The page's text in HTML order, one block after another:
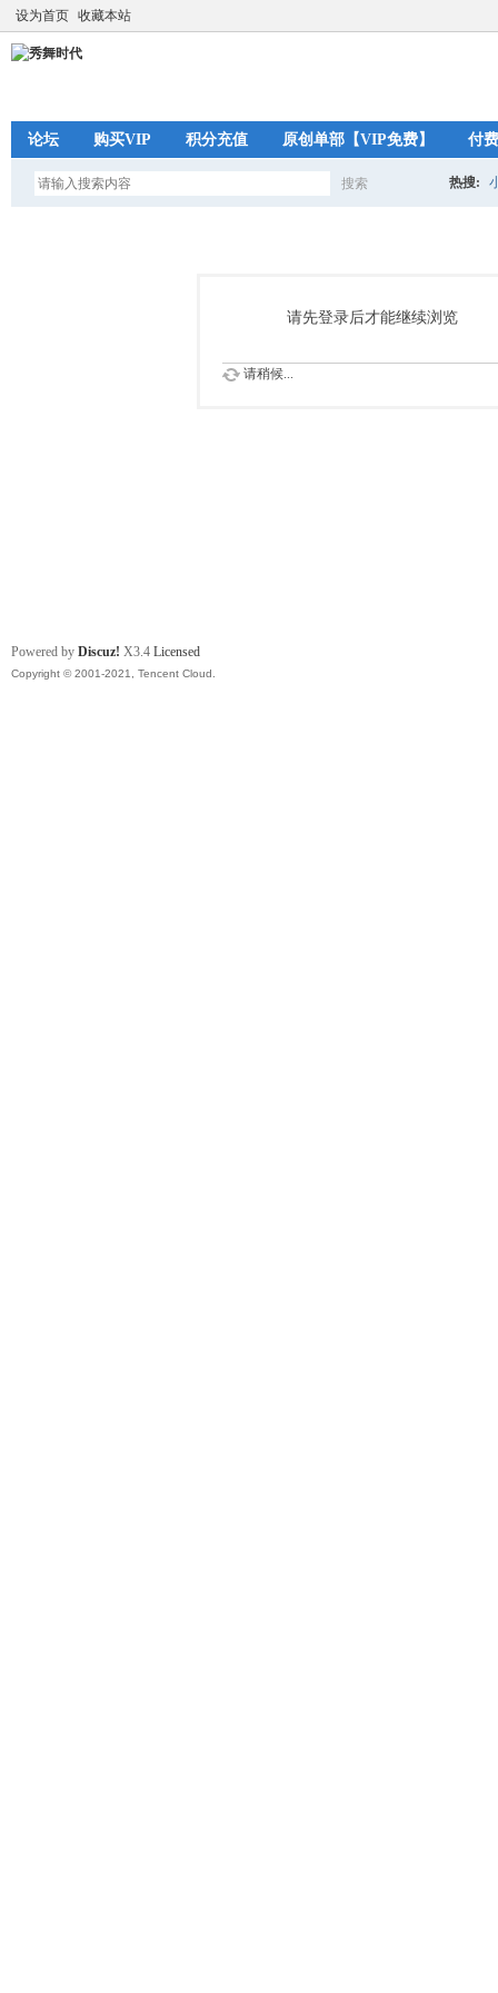
设为首页 收藏本站
论坛 购买VIP 积分充值 原创单部【VIP免费】 付
搜索
索
热搜:
请先登录后才能继续浏览
请稍候...
Powered by Discuz! X3.4 Licensed
Copyright © 2001-2021, Tencent Cloud.